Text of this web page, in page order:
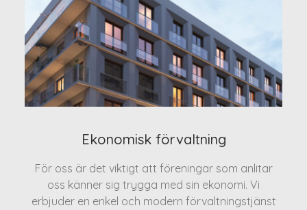
Ekonomisk förvaltning
För oss är det viktigt att föreningar som anlitar
oss känner sig trygga med sin ekonomi. Vi
erbjuder en enkel och modern förvaltningstjänst